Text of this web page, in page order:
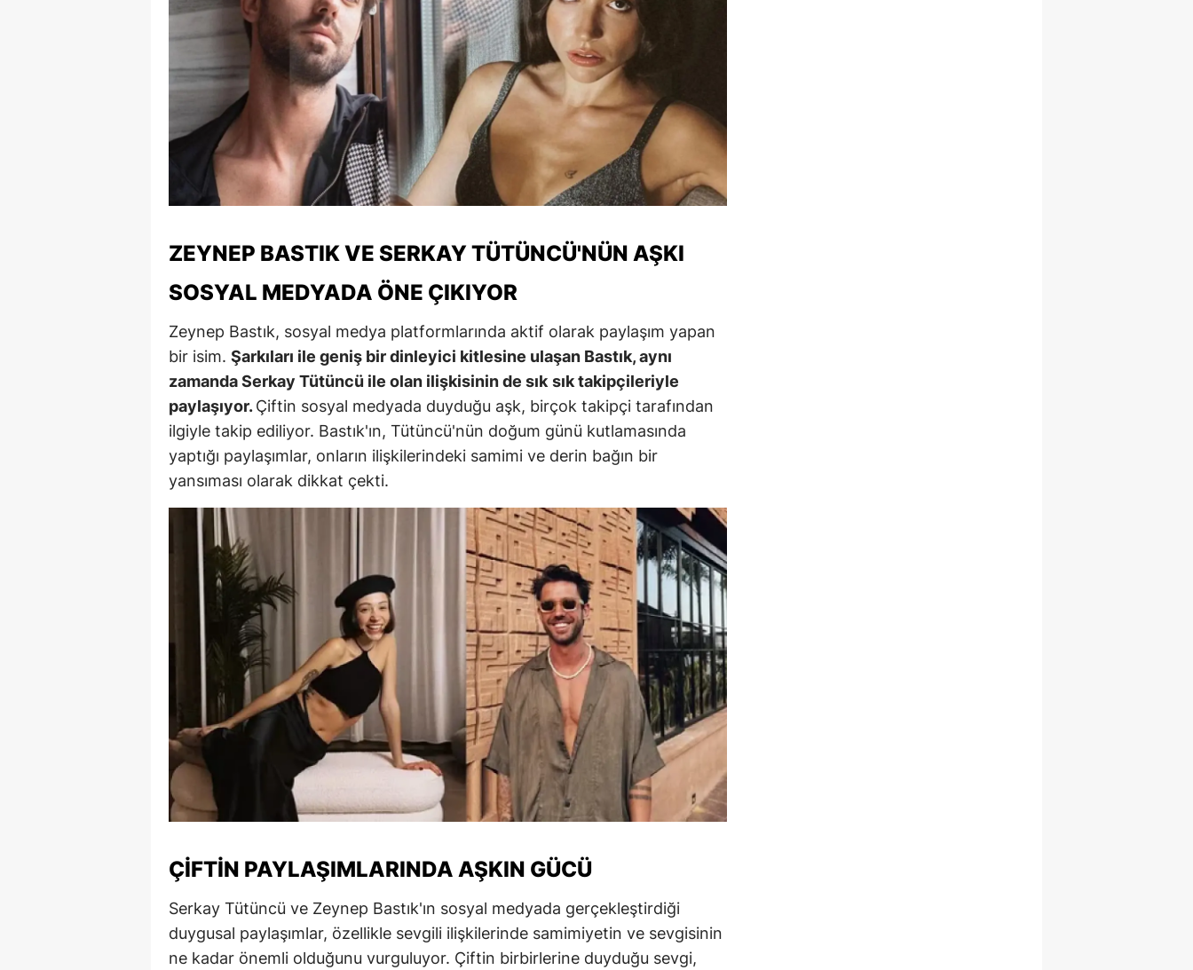
Trabzon
Tunceli
Şanlıurfa
Van
Yozgat
Zonguldak
Aksaray
Karaman
Kırıkkale
Batman
Şırnak
Yalova
Karabük
Osmaniye
Düzce
ZEYNEP BASTIK VE SERKAY TÜTÜNCÜ'NÜN AŞKI
SOSYAL MEDYADA ÖNE ÇIKIYOR
Zeynep Bastık, sosyal medya platformlarında aktif olarak paylaşım yapan
bir isim. Şarkıları ile geniş bir dinleyici kitlesine ulaşan Bastık, aynı
zamanda Serkay Tütüncü ile olan ilişkisinin de sık sık takipçileriyle
paylaşıyor.Çiftin sosyal medyada duyduğu aşk, birçok takipçi tarafından
ilgiyle takip ediliyor. Bastık'ın, Tütüncü'nün doğum günü kutlamasında
yaptığı paylaşımlar, onların ilişkilerindeki samimi ve derin bağın bir
yansıması olarak dikkat çekti.
ÇIFTIN PAYLAŞIMLARINDA AŞKIN GÜCÜ
Serkay Tütüncü ve Zeynep Bastık'ın sosyal medyada gerçekleştirdiği
duygusal paylaşımlar, özellikle sevgili ilişkilerinde samimiyetin ve sevgisinin
ne kadar önemli olduğunu vurguluyor. Çiftin birbirlerine duyduğu sevgi,